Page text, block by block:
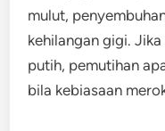
mulut,
kehilangan gigi.
putih, pemutihan
bila kebiasaan